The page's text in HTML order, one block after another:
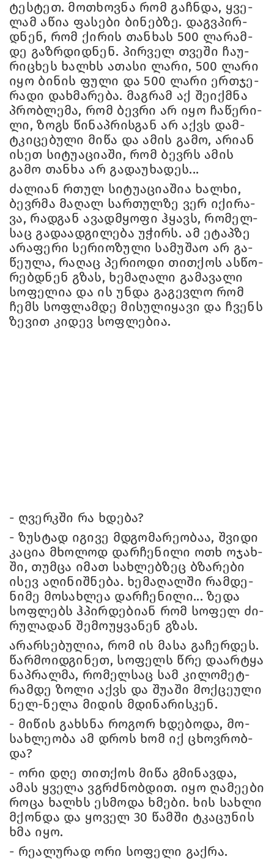
ტეს­ტეთ. მო­თხოვ­ნა რომ გაჩ­ნდა, ყვე­
ლამ აწია ფა­სე­ბი ბი­ნებ­ზე. დაგვპირ­
დნენ, რომ ქი­რის თან­ხას 500 ლა­რამ­
დე გაზ­რდიდ­ნენ. პირ­ველ თვე­ში ჩა­უ­
რი­ცხეს ხალ­ხს ათა­სი ლარი, 500 ლარი
იყო ბი­ნის ფული და 500 ლარი ერთჯე­
რა­დი დახ­მა­რე­ბა. მაგ­რამ აქ შე­იქ­მნა
პრობ­ლე­მა, რომ ბევ­რი არ იყო ჩა­წე­რი­
ლი, ზოგს წი­ნაპ­რის­გან არ აქვს დამ­
ტკი­ცე­ბუ­ლი მიწა და ამის გამო, არი­ან
ისეთ სი­ტუ­ა­ცი­ა­ში, რომ ბევ­რს ამის
გამო თან­ხა არ გა­და­უ­ხა­დეს...
ძა­ლი­ან რთულ სი­ტუ­ა­ცი­ა­შია ხალ­ხი,
ბევ­რმა მა­ღალ სარ­თულ­ზე ვერ იქი­რა­
ვა, რად­გან ავად­მყო­ფი ჰყავს, რო­მელ­
საც გა­და­ად­გი­ლე­ბა უჭირს. ამ ეტაპ­ზე
არა­ფე­რი სე­რი­ო­ზუ­ლი სა­მუ­შაო არ გა­
წე­უ­ლა, რა­ღაც პე­რი­ო­დი თით­ქოს ას­წო­
რებ­დნენ გზას, ხე­მა­ღა­ლი გა­მა­ვა­ლი
სო­ფე­ლია და ის უნდა გა­გევ­ლო რომ
ჩემს სოფ­ლამ­დე მი­სუ­ლი­ყა­ვი და ჩვენს
ზე­ვით კი­დევ სოფ­ლე­ბია.
- ღვერკში რა ხდე­ბა?
- ზუს­ტად იგი­ვე მდგო­მა­რე­ო­ბაა, შვი­დი
კა­ცია მხო­ლოდ დარ­ჩე­ნი­ლი ოთხ ოჯახ­
ში, თუმ­ცა იმათ სახ­ლებ­ზეც ბზა­რე­ბი
ისევ აღი­ნიშ­ნე­ბა. ხე­მა­ღალ­ში რამ­დე­
ნი­მე მო­სახ­ლეა დარ­ჩე­ნი­ლი... ზედა
სოფ­ლებს ჰპირ­დე­ბი­ან რომ სო­ფელ ძი­
რუ­ლა­დან შე­მო­უყ­ვა­ნენ გზას.
არარ­სე­ბუ­ლია, რომ ის მასა გა­ჩერ­დეს.
წარ­მო­იდ­გი­ნეთ, სო­ფელს წრე და­არ­ტყა
ნაპ­რალ­მა, რო­მელ­საც სამ კი­ლო­მეტ­
რამ­დე ზოლი აქვს და შუ­ა­ში მოქ­ცე­უ­ლი
ნელ-ნელა მი­დის მდი­ნა­რის­კენ.
- მი­წის გახ­სნა რო­გორ ხდე­ბო­და, მო­
სახ­ლე­ო­ბა ამ დროს ხომ იქ ცხოვ­რობ­
და?
- ორი დღე თით­ქოს მიწა გმი­ნავ­და,
ამას ყვე­ლა ვგრძნობ­დით. იყო ღა­მე­ე­ბი
როცა ხალ­ხს ეს­მო­და ხმე­ბი. ხის სახ­ლი
მქონ­და და ყო­ველ 30 წამ­ში ტკა­ცუ­ნის
ხმა იყო.
- რე­ა­ლუ­რად ორი სო­ფე­ლი გაქ­რა.